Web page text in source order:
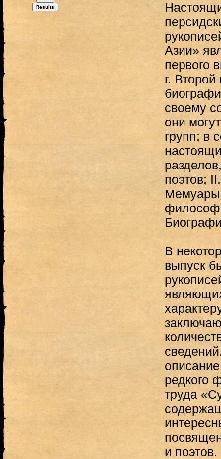
Азии»
первого
г.
своему
они
групп; в
поэтов;
В
выпуск
редкого
труда
и поэтов.